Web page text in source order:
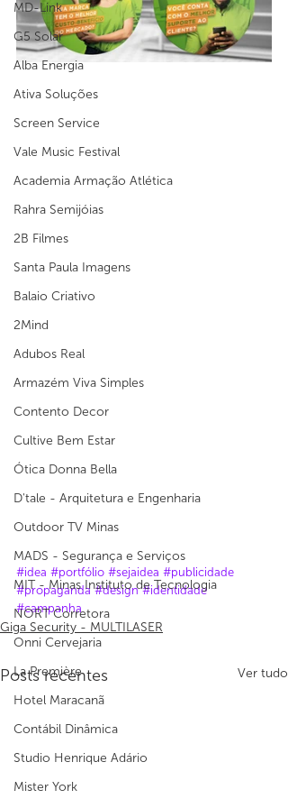
MD-Link
G5 Solar
Alba Energia
Ativa Soluções
Screen Service
Vale Music Festival
Academia Armação Atlética
Rahra Semijóias
2B Filmes
Santa Paula Imagens
Balaio Criativo
2Mind
Adubos Real
Armazém Viva Simples
Contento Decor
Cultive Bem Estar
Ótica Donna Bella
D'tale - Arquitetura e Engenharia
Outdoor TV Minas
MADS - Segurança e Serviços
MIT - Minas Instituto de Tecnologia
NORT Corretora
Onni Cervejaria
La Première
Hotel Maracanã
Contábil Dinâmica
Studio Henrique Adário
Mister York
#idea #portfólio #sejaidea #publicidade
#propaganda #design #identidade
#campanha
Giga Security - MULTILASER
Posts recentes Ver tudo